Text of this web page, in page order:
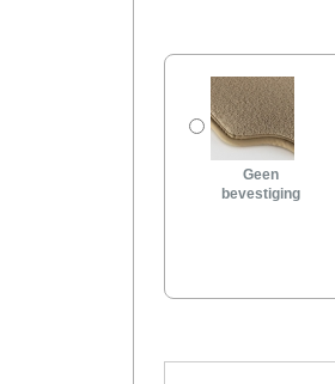
Geen
bevestiging